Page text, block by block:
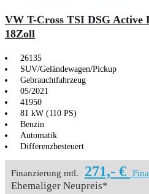
VW T-Cross TSI DSG
18Zoll
26135
SUV/Geländewagen/Pickup
Gebrauchtfahrzeug
05/2021
41950
81 kW (110 PS)
Benzin
Automatik
Differenzbesteuert
Finanzierung mtl. 271,- €
Ehemaliger Neupreis*